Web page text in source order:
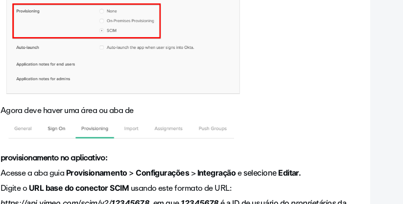
Agora deve haver umaárea ou aba de
provisionamento no aplicativo:
Acesse a aba guia Provisionamento >Configurações > Integraçãoeselecione Editar.
Digite o URL base do conector SCIM usando este formato de URL: